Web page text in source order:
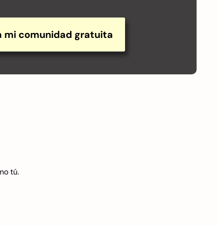
mi comunidad gratuita
tú.